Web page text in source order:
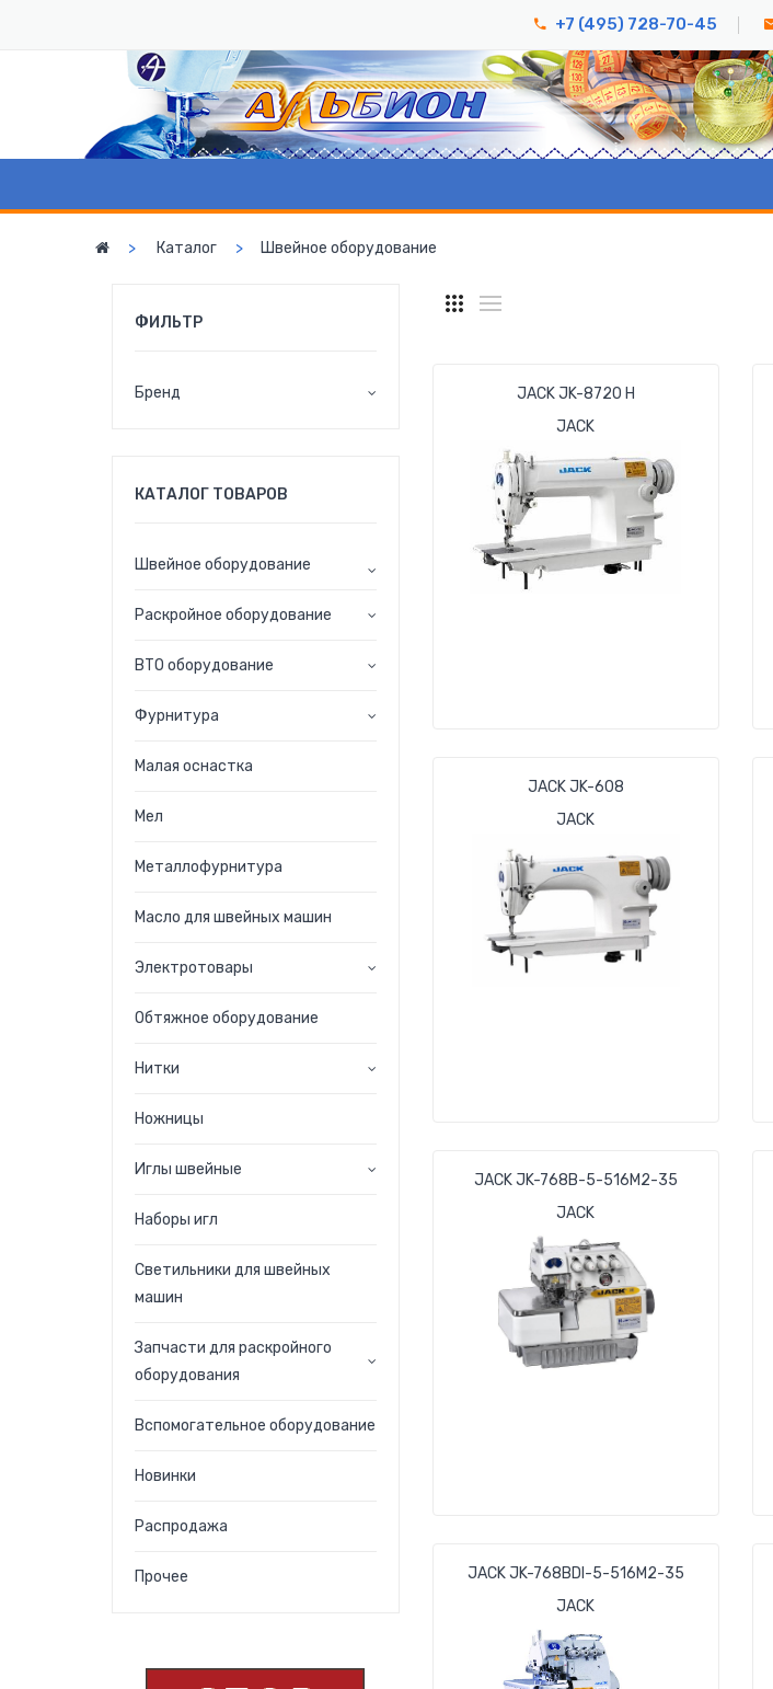
+7 (495) 728-70-45
Каталог Швейное оборудование
ФИЛЬТР
Бренд
КАТАЛОГ ТОВАРОВ
Швейное оборудование
Раскройное оборудование
ВТО оборудование
Фурнитура
Малая оснастка
Мел
Металлофурнитура
Масло для швейных машин
Электротовары
Обтяжное оборудование
Нитки
Ножницы
Иглы швейные
Наборы игл
Светильники для швейных
машин
Запчасти для раскройного
оборудования
Вспомогательное оборудование
Новинки
Распродажа
Прочее
JACK JK-8720 Н
JACK
JACK JK-608
JACK
JACK JK-768B-5-516M2-35
JACK
JACK JK-768BDI-5-516M2-35
JACK